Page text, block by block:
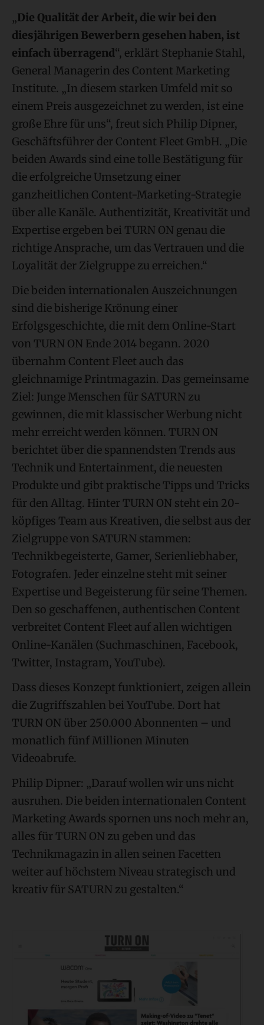
„Die Qualität der Arbeit, die wir bei den
diesjährigen Bewerbern gesehen haben, ist
einfach überragend “, erklärt Stephanie Stahl,
General Managerin des Content Marketing
Institute. „In diesem starken Umfeld mit so
einem Preis ausgezeichnet zu werden, ist eine
große Ehre für uns“, freut sich Philip Dipner,
Geschäftsführer der Content Fleet GmbH. „Die
beiden Awards sind eine tolle Bestätigung für
die erfolgreiche Umsetzung einer
ganzheitlichen Content-Marketing-Strategie
über alle Kanäle. Authentizität, Kreativität und
Expertise ergeben bei TURN ON genau die
richtige Ansprache, um das Vertrauen und die
Loyalität der Zielgruppe zu erreichen.“
Die beiden internationalen Auszeichnungen
sind die bisherige Krönung einer
Erfolgsgeschichte, die mit dem Online-Start
von TURN ON Ende 2014 begann. 2020
übernahm Content Fleet auch das
gleichnamige Printmagazin. Das gemeinsame
Ziel: Junge Menschen für SATURN zu
gewinnen, die mit klassischer Werbung nicht
mehr erreicht werden können. TURN ON
berichtet über die spannendsten Trends aus
Technik und Entertainment, die neuesten
Produkte und gibt praktische Tipps und Tricks
für den Alltag. Hinter TURN ON steht ein 20-
köpfiges Team aus Kreativen, die selbst aus der
Zielgruppe von SATURN stammen:
Technikbegeisterte, Gamer, Serienliebhaber,
Fotografen. Jeder einzelne steht mit seiner
Expertise und Begeisterung für seine Themen.
Den so geschaffenen, authentischen Content
verbreitet Content Fleet auf allen wichtigen
Online-Kanälen (Suchmaschinen, Facebook,
Twitter, Instagram, YouTube).
Dass dieses Konzept funktioniert, zeigen allein
die Zugriffszahlen bei YouTube. Dort hat
TURN ON über 250.000 Abonnenten – und
monatlich fünf Millionen Minuten
Videoabrufe.
Philip Dipner: „Darauf wollen wir uns nicht
ausruhen. Die beiden internationalen Content
Marketing Awards spornen uns noch mehr an,
alles für TURN ON zu geben und das
Technikmagazin in allen seinen Facetten
weiter auf höchstem Niveau strategisch und
kreativ für SATURN zu gestalten.“